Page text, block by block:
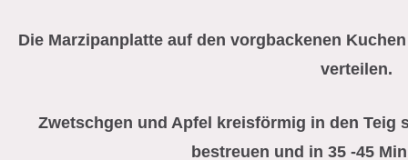
Die Marzipanplatte auf den vorgbackenen
verteilen.
Zwetschgen und Apfel kreisförmig in den Teig
bestreuen und in 35 -45